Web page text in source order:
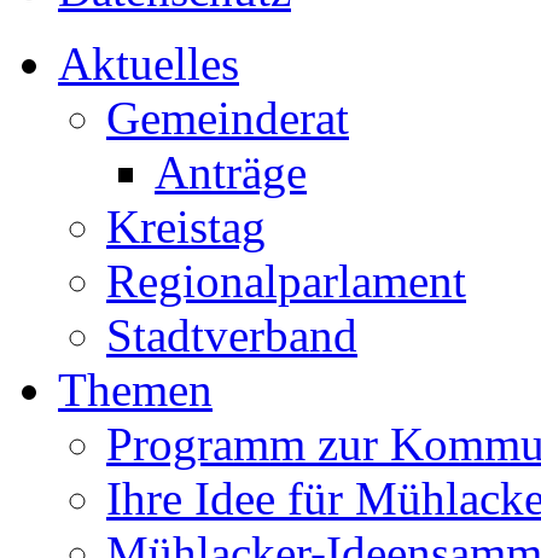
Aktuelles
Gemeinderat
Anträge
Kreistag
Regionalparlament
Stadtverband
Themen
Programm zur
Ihre Idee für